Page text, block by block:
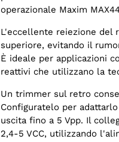
operazionale Maxim
L'eccellente reiezione del
superiore, evitando il
È ideale per applicazioni
reattivi che utilizzano la
Un trimmer sul retro
Configuratelo per
uscita fino a 5 Vpp. Il
2,4-5 VCC, utilizzando